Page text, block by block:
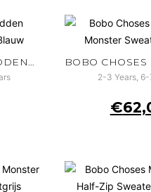
BOBO CHOSES HIDDEN MONSTER SWEATER BLAUW
2-3 Years, 6-
€